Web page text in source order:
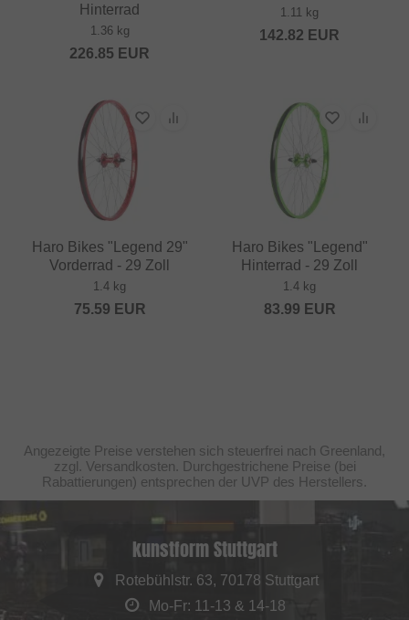
Hinterrad
1.36 kg
226.85 EUR
1.11 kg
142.82 EUR
Haro Bikes "Legend 29"
Vorderrad - 29 Zoll
1.4 kg
75.59 EUR
Haro Bikes "Legend"
Hinterrad - 29 Zoll
1.4 kg
83.99 EUR
Angezeigte Preise verstehen sich steuerfrei nach Greenland,
zzgl. Versandkosten. Durchgestrichene Preise (bei
Rabattierungen) entsprechen der UVP des Herstellers.
kunstform Stuttgart
Rotebühlstr. 63, 70178 Stuttgart
Mo-Fr: 11-13 & 14-18